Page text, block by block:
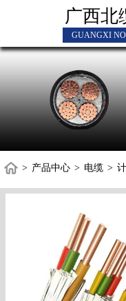
广西北
GUANGXI
> 产品中心 > 电缆 >